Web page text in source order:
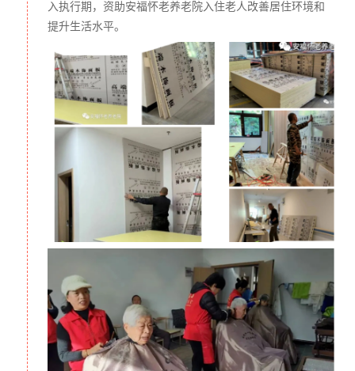
业务范围：致力于传统文化和佛教文化、永嘉禅的研究和推
广；公益医疗、养生和怀老打造；生态文明和环境保护；助
学、助教和济贫、济困、救灾。
注：该项目起始筹款时间为2021年3月29日，截止筹款时间
为2022年3月28日
我将如何申领捐赠收据？
我们将为您开具
「公益事业捐赠统一票据」，请通
过： http://lxi.me/hjbw4「浙江安福利生慈善基金会票据申领
表」链接进行开票登记，我们将在收到申请后及时为您处
理。
没有电子邮箱怎么办？
如
您没有邮箱，我们建议您可以新注册邮箱，或使用密切
联系人的邮箱进行填写，以确保邮件的正常接收。
入执行期，资助安福怀老养老院入住老人改善居住环境和
提升生活水平。